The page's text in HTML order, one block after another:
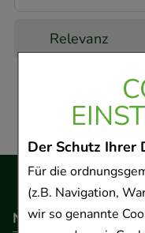
Der Schutz Ihrer
Für die
(z.B. Navigation,
wir so genannte
Navigation